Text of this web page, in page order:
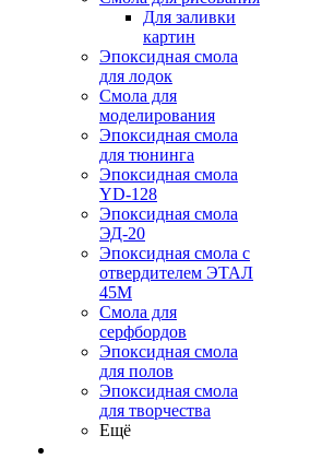
Для заливки
картин
Эпоксидная смола
для лодок
Смола для
моделирования
Эпоксидная смола
для тюнинга
Эпоксидная смола
YD-128
Эпоксидная смола
ЭД-20
Эпоксидная смола с
отвердителем ЭТАЛ
45М
Смола для
серфбордов
Эпоксидная смола
для полов
Эпоксидная смола
для творчества
Ещё